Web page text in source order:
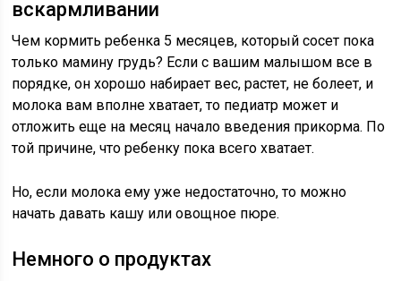
вскармливании
Чем кормить ребенка 5 месяцев, который сосет пока
только мамину грудь? Если с вашим малышом все в
порядке, он хорошо набирает вес, растет, не болеет, и
молока вам вполне хватает, то педиатр может и
отложить еще на месяц начало введения прикорма. По
той причине, что ребенку пока всего хватает.
Но, если молока ему уже недостаточно, то можно
начать давать кашу или овощное пюре.
Немного о продуктах